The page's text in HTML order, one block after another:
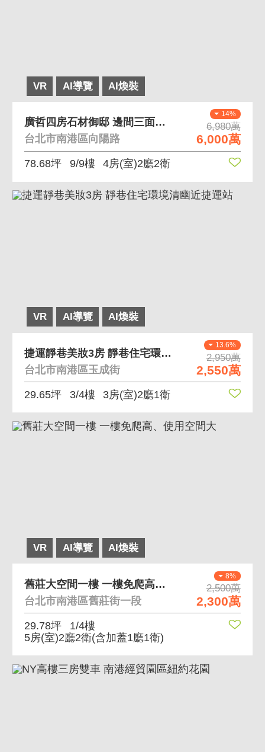
VR AI導覽 AI煥裝
14%
6,980萬
6,000萬
廣哲四房石材御邸 邊間三面採光 高樓層
台北市南港區向陽路
78.68坪 9/9樓 4房(室)2廳2衛
VR AI導覽 AI煥裝
13.6%
2,950萬
2,550萬
捷運靜巷美妝3房 靜巷住宅環境清幽近捷運站
台北市南港區玉成街
29.65坪 3/4樓 3房(室)2廳1衛
VR AI導覽 AI煥裝
8%
2,500萬
2,300萬
舊莊大空間一樓 一樓免爬高、使用空間大
台北市南港區舊莊街一段
29.78坪
1/4樓
5房(室)2廳2衛(含加蓋1廳1衛)